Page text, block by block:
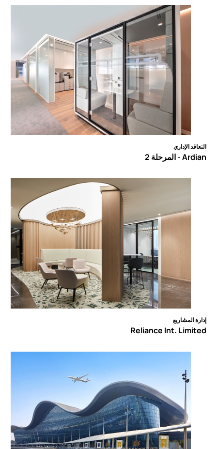
التعاقد الإداري
Ardian - المرحلة 2
إدارة المشاريع
Reliance Int. Limited